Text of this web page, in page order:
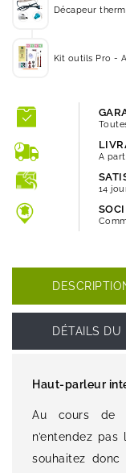
Décapeur
Kit outils Pro -
A
14
DÉTAILS DU
Haut-parleur
Au cours de
n’entendez
souhaitez